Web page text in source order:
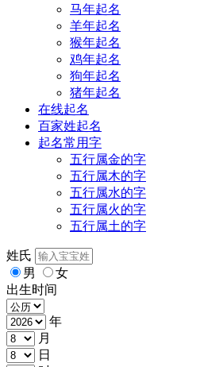
马年起名
羊年起名
猴年起名
鸡年起名
狗年起名
猪年起名
在线起名
百家姓起名
起名常用字
五行属金的字
五行属木的字
五行属水的字
五行属火的字
五行属土的字
姓氏
男
女
出生时间
年
月
日